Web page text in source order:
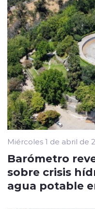
Miércoles 1 de abril de
Barómetro
sobre crisis
agua potable